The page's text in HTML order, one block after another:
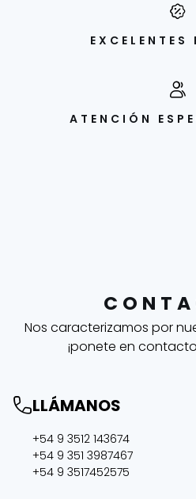
EXCELENTES
ATENCIÓN
Nos caracterizamos por
¡ponete en
LLÁMANOS
+54 9 3512 143674
+54 9 351 3987467
+54 9 3517452575